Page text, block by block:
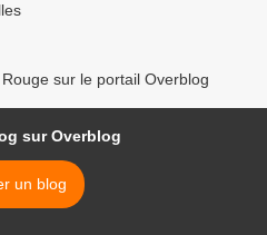
sur le portail Overblog
sur Overblog
un blog